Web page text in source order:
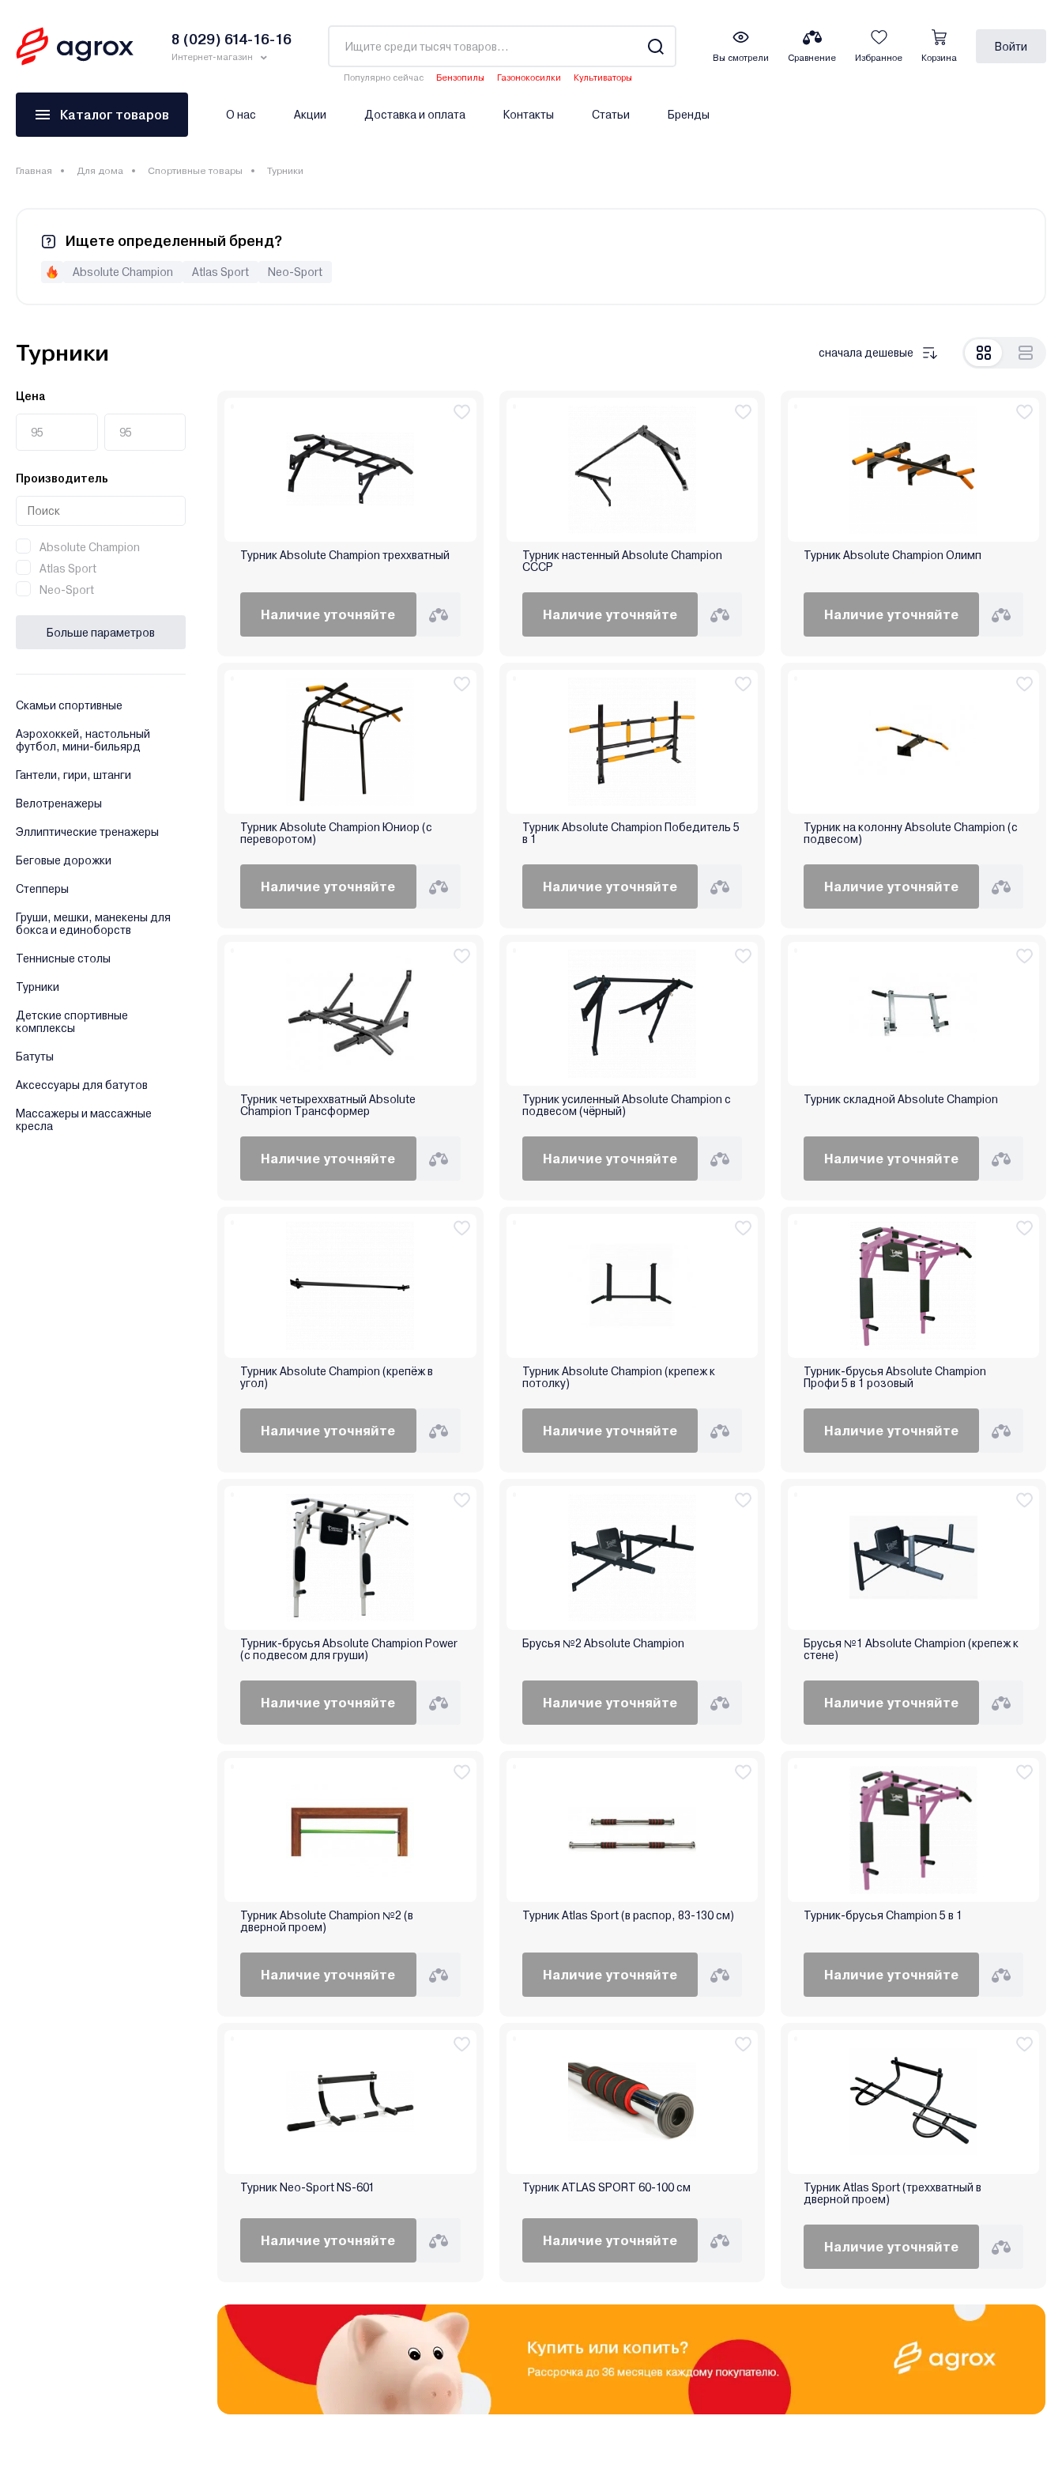
8 (029) 614-16-16
Интернет-магазин
Популярно сейчас Бензопилы Газонокосилки
Культиваторы
Вы смотрели Сравнение Избранное Корзина
Войти
Каталог товаров О нас Акции Доставка и оплата Контакты Статьи Бренды
Главная Для дома Спортивные товары Турники
Ищете определенный бренд?
Absolute Champion Atlas Sport Neo-Sport
Турники сначала дешевые
Цена
Производитель
Absolute Champion
Atlas Sport
Neo-Sport
Больше параметров
Скамьи спортивные
Аэрохоккей, настольный
футбол, мини-бильярд
Гантели, гири, штанги
Велотренажеры
Эллиптические тренажеры
Беговые дорожки
Степперы
Груши, мешки, манекены для
бокса и единоборств
Теннисные столы
Турники
Детские спортивные
комплексы
Батуты
Аксессуары для батутов
Массажеры и массажные
кресла
Турник Absolute Champion треххватный
Наличие уточняйте
Турник настенный Absolute Champion
СССР
Наличие уточняйте
Турник Absolute Champion Олимп
Наличие уточняйте
Турник Absolute Champion Юниор (с
переворотом)
Наличие уточняйте
Турник Absolute Champion Победитель 5
в 1
Наличие уточняйте
Турник на колонну Absolute Champion (с
подвесом)
Наличие уточняйте
Турник четыреххватный Absolute
Champion Трансформер
Наличие уточняйте
Турник усиленный Absolute Champion с
подвесом (чёрный)
Наличие уточняйте
Турник складной Absolute Champion
Наличие уточняйте
Турник Absolute Champion (крепёж в
угол)
Наличие уточняйте
Турник Absolute Champion (крепеж к
потолку)
Наличие уточняйте
Турник-брусья Absolute Champion
Профи 5 в 1 розовый
Наличие уточняйте
Турник-брусья Absolute Champion Power
(с подвесом для груши)
Наличие уточняйте
Брусья №2 Absolute Champion
Наличие уточняйте
Брусья №1 Absolute Champion (крепеж к
стене)
Наличие уточняйте
Турник Absolute Champion №2 (в
дверной проем)
Наличие уточняйте
Турник Atlas Sport (в распор, 83-130 см)
Наличие уточняйте
Турник-брусья Champion 5 в 1
Наличие уточняйте
Турник Neo-Sport NS-601
Наличие уточняйте
Турник ATLAS SPORT 60-100 см
Наличие уточняйте
Турник Atlas Sport (треххватный в
дверной проем)
Наличие уточняйте